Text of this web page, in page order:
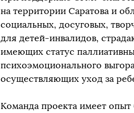
на территории Саратова и
социальных, досуговых,
для детей-инвалидов,
имеющих статус
психоэмоционального
осуществляющих уход за
Команда проекта имеет